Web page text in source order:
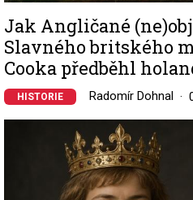
Jak Angličané
Slavného britského
Cooka předběhl
HISTORIE Radomír Dohnal